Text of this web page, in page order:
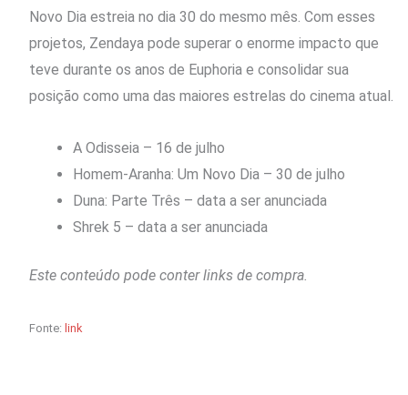
Novo Dia estreia no dia 30 do mesmo mês. Com esses
projetos, Zendaya pode superar o enorme impacto que
teve durante os anos de Euphoria e consolidar sua
posição como uma das maiores estrelas do cinema atual.
A Odisseia – 16 de julho
Homem-Aranha: Um Novo Dia – 30 de julho
Duna: Parte Três – data a ser anunciada
Shrek 5 – data a ser anunciada
Este conteúdo pode conter links de compra.
Fonte: link